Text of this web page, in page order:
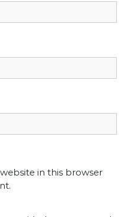
in this browser